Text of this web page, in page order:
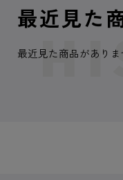
最近見た
最近見た商品がありま